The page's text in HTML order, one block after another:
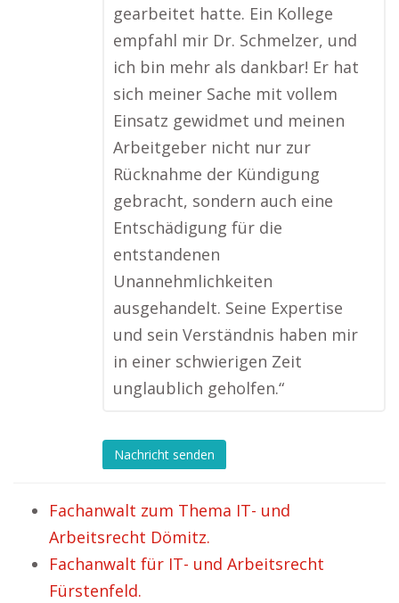
gearbeitet hatte. Ein Kollege
empfahl mir Dr. Schmelzer, und
ich bin mehr als dankbar! Er hat
sich meiner Sache mit vollem
Einsatz gewidmet und meinen
Arbeitgeber nicht nur zur
Rücknahme der Kündigung
gebracht, sondern auch eine
Entschädigung für die
entstandenen
Unannehmlichkeiten
ausgehandelt. Seine Expertise
und sein Verständnis haben mir
in einer schwierigen Zeit
unglaublich geholfen.“
Nachricht senden
Fachanwalt zum Thema IT- und
Arbeitsrecht Dömitz.
Fachanwalt für IT- und Arbeitsrecht
Fürstenfeld.